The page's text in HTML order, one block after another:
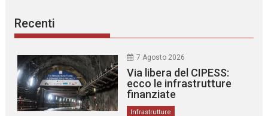
Recenti
7 Agosto 2026
Via libera del CIPESS:
ecco le infrastrutture
finanziate
Infrastrutture